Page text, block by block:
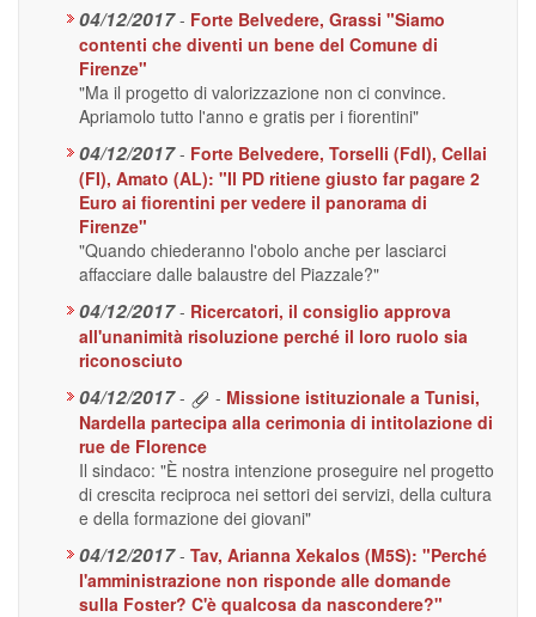
04/12/2017 - Forte Belvedere, Grassi "Siamo
contenti che diventi un bene del Comune di
Firenze"
"Ma il progetto di valorizzazione non ci convince.
Apriamolo tutto l'anno e gratis per i fiorentini"
04/12/2017 - Forte Belvedere, Torselli (FdI), Cellai
(FI), Amato (AL): "Il PD ritiene giusto far pagare 2
Euro ai fiorentini per vedere il panorama di
Firenze"
"Quando chiederanno l'obolo anche per lasciarci
affacciare dalle balaustre del Piazzale?"
04/12/2017 - Ricercatori, il consiglio approva
all'unanimità risoluzione perché il loro ruolo sia
riconosciuto
04/12/2017 - - Missione istituzionale a Tunisi,
Nardella partecipa alla cerimonia di intitolazione di
rue de Florence
Il sindaco: "È nostra intenzione proseguire nel progetto
di crescita reciproca nei settori dei servizi, della cultura
e della formazione dei giovani"
04/12/2017 - Tav, Arianna Xekalos (M5S): "Perché
l'amministrazione non risponde alle domande
sulla Foster? C'è qualcosa da nascondere?"